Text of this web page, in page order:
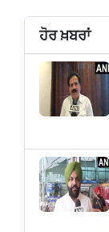
ਹੋਰ ਖ਼ਬਰਾਂ